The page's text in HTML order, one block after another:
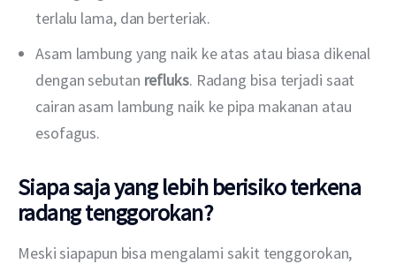
terlalu lama, dan berteriak.
Asam lambung yang naik ke atas atau biasa dikenal
dengan sebutan refluks. Radang bisa terjadi saat
cairan asam lambung naik ke pipa makanan atau
esofagus.
Siapa saja yang lebih berisiko terkena
radang tenggorokan?
Meski siapapun bisa mengalami sakit tenggorokan,